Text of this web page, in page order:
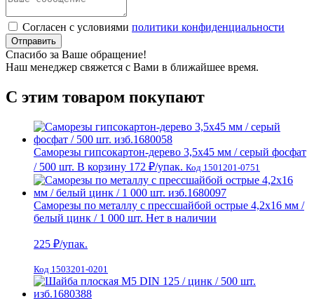
Согласен с условиями политики конфиденциальности
Отправить
Спасибо за Ваше обращение!
Наш менеджер свяжется с Вами в ближайшее время.
С этим товаром покупают
Саморезы гипсокартон-дерево 3,5х45 мм / серый фосфат
/ 500 шт. В корзину 172 ₽/упак. Код 1501201-0751
Саморезы по металлу с прессшайбой острые 4,2х16 мм /
белый цинк / 1 000 шт. Нет в наличии
225 ₽/упак.
Код 1503201-0201